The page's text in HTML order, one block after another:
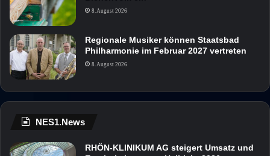
8. August 2026
Regionale Musiker können Staatsbad
Philharmonie im Februar 2027 vertreten
8. August 2026
NES1.News
RHÖN-KLINIKUM AG steigert Umsatz und